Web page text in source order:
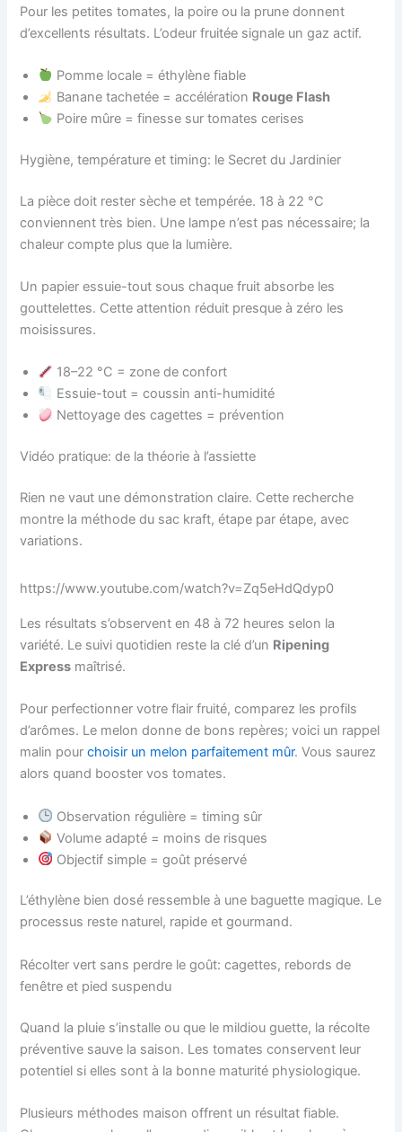
Pour les petites tomates, la poire ou la prune donnent
d’excellents résultats. L’odeur fruitée signale un gaz actif.
Pomme locale = éthylène fiable
Banane tachetée = accélération Rouge Flash
Poire mûre = finesse sur tomates cerises
Hygiène, température et timing: le Secret du Jardinier
La pièce doit rester sèche et tempérée. 18 à 22 °C
conviennent très bien. Une lampe n’est pas nécessaire; la
chaleur compte plus que la lumière.
Un papier essuie-tout sous chaque fruit absorbe les
gouttelettes. Cette attention réduit presque à zéro les
moisissures.
18–22 °C = zone de confort
Essuie-tout = coussin anti-humidité
Nettoyage des cagettes = prévention
Vidéo pratique: de la théorie à l’assiette
Rien ne vaut une démonstration claire. Cette recherche
montre la méthode du sac kraft, étape par étape, avec
variations.
https://www.youtube.com/watch?v=Zq5eHdQdyp0
Les résultats s’observent en 48 à 72 heures selon la
variété. Le suivi quotidien reste la clé d’un Ripening
Express maîtrisé.
Pour perfectionner votre flair fruité, comparez les profils
d’arômes. Le melon donne de bons repères; voici un rappel
malin pourchoisir un melon parfaitement mûr. Vous saurez
alors quand booster vos tomates.
Observation régulière = timing sûr
Volume adapté = moins de risques
Objectif simple = goût préservé
L’éthylène bien dosé ressemble à une baguette magique. Le
processus reste naturel, rapide et gourmand.
Récolter vert sans perdre le goût: cagettes, rebords de
fenêtre et pied suspendu
Quand la pluie s’installe ou que le mildiou guette, la récolte
préventive sauve la saison. Les tomates conservent leur
potentiel si elles sont à la bonne maturité physiologique.
Plusieurs méthodes maison offrent un résultat fiable.